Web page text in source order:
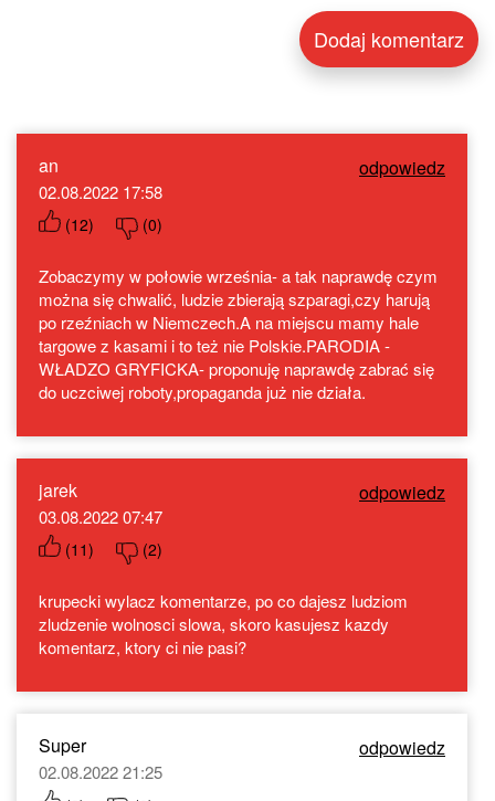
an odpowiedz
02.08.2022 17:58
(12) (0)
Zobaczymy w połowie września- a tak naprawdę czym
można się chwalić, ludzie zbierają szparagi,czy harują
po rzeźniach w Niemczech.A na miejscu mamy hale
targowe z kasami i to też nie Polskie.PARODIA -
WŁADZO GRYFICKA- proponuję naprawdę zabrać się
do uczciwej roboty,propaganda już nie działa.
jarek odpowiedz
03.08.2022 07:47
(11) (2)
krupecki wylacz komentarze, po co dajesz ludziom
zludzenie wolnosci slowa, skoro kasujesz kazdy
komentarz, ktory ci nie pasi?
Super odpowiedz
02.08.2022 21:25